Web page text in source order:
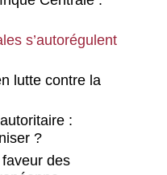
s’autorégulent
lutte contre la
:
?
des